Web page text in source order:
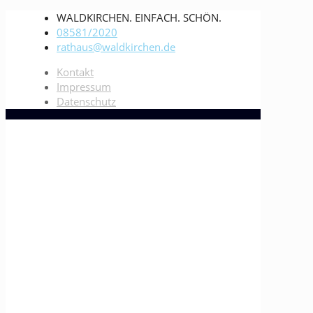
WALDKIRCHEN. EINFACH. SCHÖN.
08581/2020
rathaus@waldkirchen.de
Kontakt
Impressum
Datenschutz